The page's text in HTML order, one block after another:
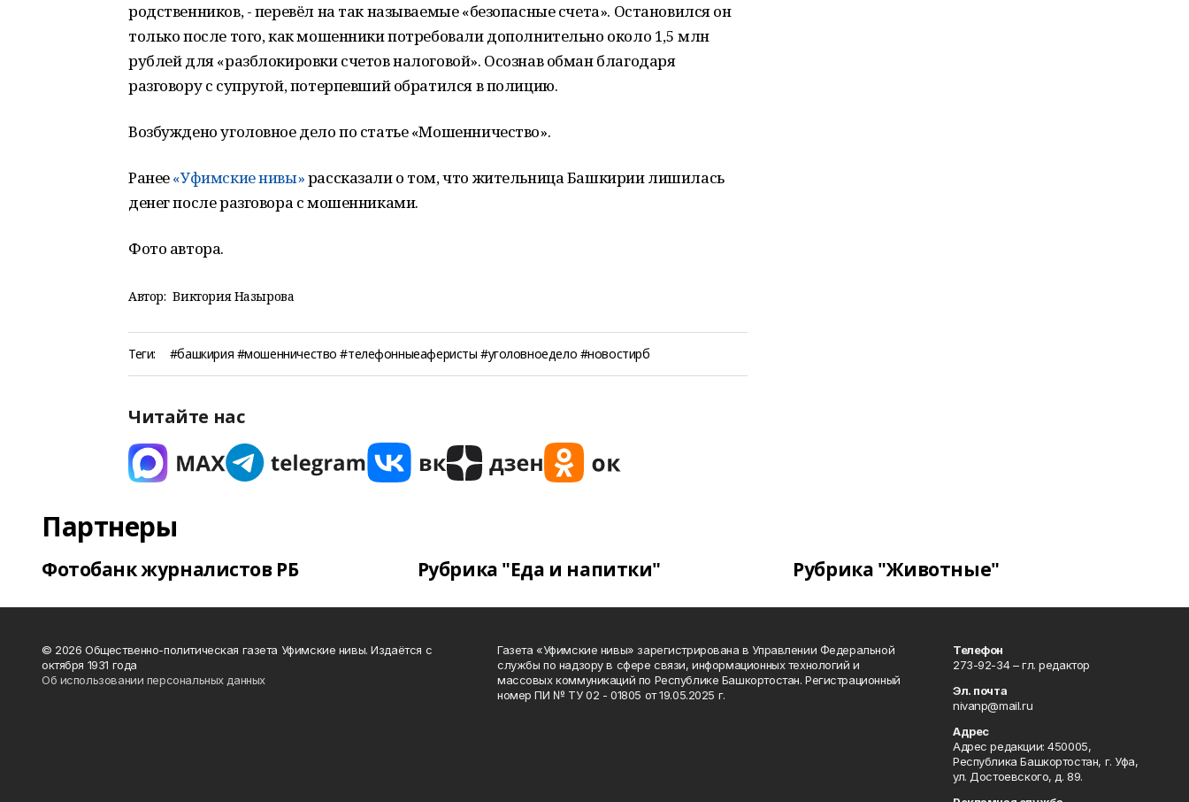
родственников, - перевёл на так называемые «безопасные счета». Остановился он
только после того, как мошенники потребовали дополнительно около 1,5 млн
рублей для «разблокировки счетов налоговой». Осознав обман благодаря
разговору с супругой, потерпевший обратился в полицию.
Возбуждено уголовное дело по статье «Мошенничество».
Ранее«Уфимские нивы»рассказали о том, что жительница Башкирии лишилась
денег после разговора с мошенниками.
Фото автора.
Автор: Виктория Назырова
Теги: #башкирия #мошенничество #телефонныеаферисты #уголовноедело #новостирб
Читайте нас
Партнеры
Фотобанк журналистов РБ Рубрика "Еда и напитки" Рубрика "Животные"
© 2026 Общественно-политическая газета Уфимские нивы. Издаётся с
октября 1931 года
Об использовании персональных данных
Газета «Уфимские нивы» зарегистрирована в Управлении Федеральной
службы по надзору в сфере связи, информационных технологий и
массовых коммуникаций по Республике Башкортостан. Регистрационный
номер ПИ № ТУ 02 - 01805 от 19.05.2025 г.
Телефон
273-92-34 – гл. редактор
Эл. почта
nivanp@mail.ru
Адрес
Адрес редакции: 450005,
Республика Башкортостан, г. Уфа,
ул. Достоевского, д. 89.